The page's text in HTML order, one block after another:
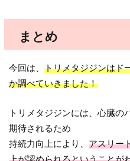
まとめ
今回は、トリメタジジンはド
か調べていきました！
トリメタジジンには、心臓の
期待されるため
持続力向上により、アスリー
上が認められるということが